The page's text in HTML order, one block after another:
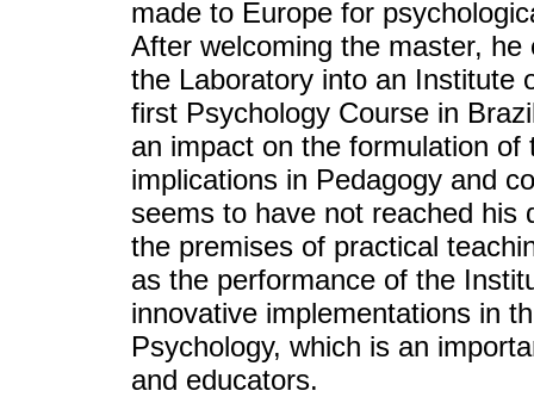
made to Europe for
After welcoming the master,
the Laboratory into an Institute
first Psychology Course in
an impact on the formulation
implications in Pedagogy and
seems to have not reached his
the premises of practical
as the performance of the
innovative implementations in
Psychology, which is an
and educators.